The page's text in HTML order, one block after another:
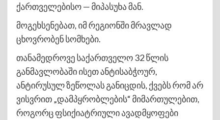
ქართველებისო — მიპასუხა მან.
მოგეხსენებათ, იმ რეგიონში მრავლად
ცხოვრობენ სომხები.
თანამედროვე საქართველო 32 წლის
განმავლობაში ისეთ ანტისაბჭოურ,
ანტირუსულ ზეწოლას განიცდის, ქვებს რომ არ
ვისვრით „დამპყრობლების“ მიმართულებით,
როგორც ფსიქიატრიული ავადმყოფები